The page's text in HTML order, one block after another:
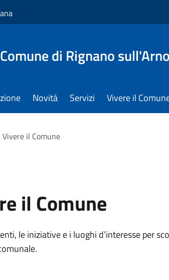
Comune di Rignano sull'Arno
Novità Servizi Vivere il
Vivere il Comune
il Comune
le iniziative e i luoghi d’interesse per